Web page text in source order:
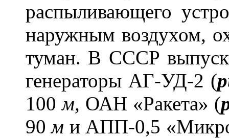
распыливающего
наружным воздухом,
туман. В СССР
генераторы АГ-УД-2 (
100м, ОАН «Ракета» (
90м и АПП-0,5